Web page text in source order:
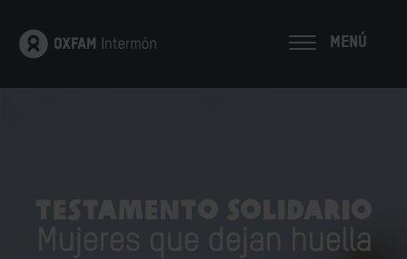
MENÚ
TESTAMENTO SOLIDARIO
Mujeres que dejan huella